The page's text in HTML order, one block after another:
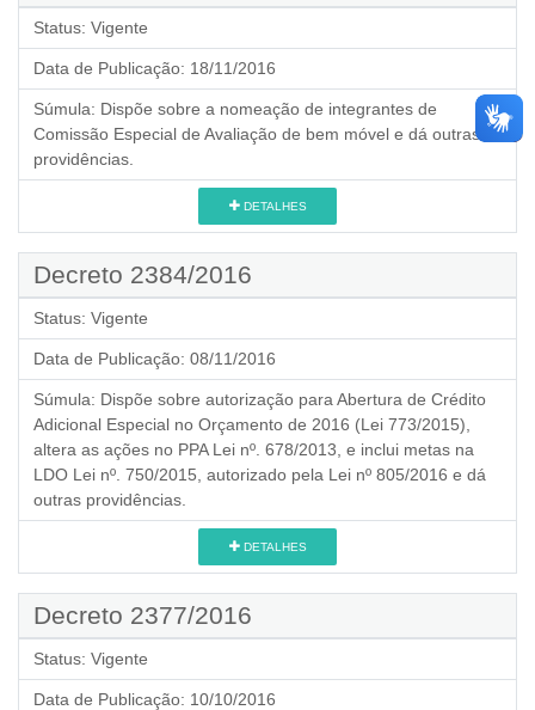
Status: Vigente
Data de Publicação: 18/11/2016
Súmula: Dispõe sobre a nomeação de integrantes de
Comissão Especial de Avaliação de bem móvel e dá outras
providências.
DETALHES
Decreto 2384/2016
Status: Vigente
Data de Publicação: 08/11/2016
Súmula: Dispõe sobre autorização para Abertura de Crédito
Adicional Especial no Orçamento de 2016 (Lei 773/2015),
altera as ações no PPA Lei nº. 678/2013, e inclui metas na
LDO Lei nº. 750/2015, autorizado pela Lei nº 805/2016 e dá
outras providências.
DETALHES
Decreto 2377/2016
Status: Vigente
Data de Publicação: 10/10/2016